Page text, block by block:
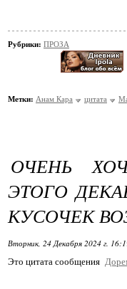
Рубрики: ПРОЗА
Метки: Анам Кара цитата
ОЧЕНЬ
ЭТОГО
КУСОЧЕК
Вторник, 24 Декабря 2024 г.
Это цитата сообщения